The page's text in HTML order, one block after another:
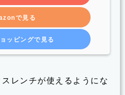
で見る
ッピングで見る
レンチが使えるようにな